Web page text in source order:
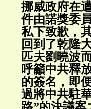
挪威政府在
件由諾獎委
私下致歉，
回到了乾隆
匹夫劉曉波
呼籲中共釋
的簽名，即
過將中共駐